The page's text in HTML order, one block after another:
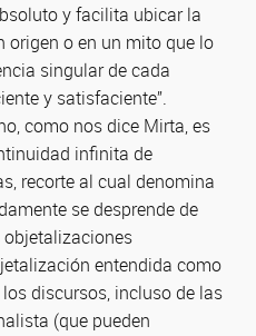
y facilita ubicar la
origen o en un mito que lo
singular de cada
y satisfaciente”.
como nos dice Mirta, es
infinita de
recorte al cual denomina
se desprende de
entendida como
discursos, incluso de las
(que pueden